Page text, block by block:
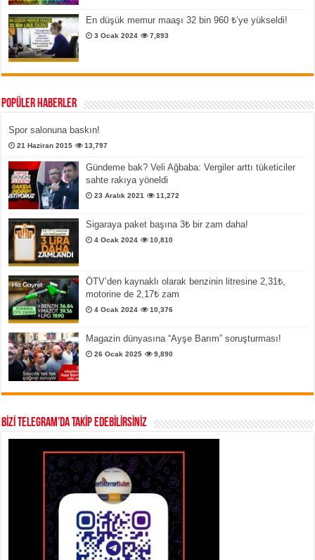
En düşük memur maaşı 32 bin 960 ₺’ye yükseldi!
3 Ocak 2024 7,893
Popüler Haberler
Spor salonuna baskın!
21 Haziran 2015 13,797
Gündeme bak? Veli Ağbaba: Vergiler arttı tüketiciler
sahte rakıya yöneldi
23 Aralık 2021 11,272
Sigaraya paket başına 3₺ bir zam daha!
4 Ocak 2024 10,810
ÖTV’den kaynaklı olarak benzinin litresine 2,31₺,
motorine de 2,17₺ zam
4 Ocak 2024 10,376
Magazin dünyasına “Ayşe Barım” soruşturması!
26 Ocak 2025 9,890
BİZİ TELEGRAM’DA TAKİP EDEBİLİRSİNİZ